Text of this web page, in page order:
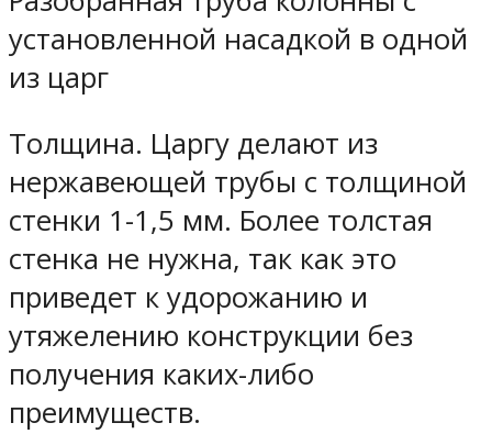
установленной насадкой в одной
из царг
Толщина. Царгу делают из
нержавеющей трубы с толщиной
стенки 1-1,5 мм. Более толстая
стенка не нужна, так как это
приведет к удорожанию и
утяжелению конструкции без
получения каких-либо
преимуществ.